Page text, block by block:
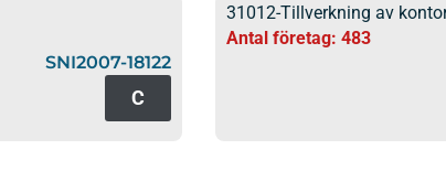
SNI2007-18122
C
31012-Tillverkning av
Antal företag: 483